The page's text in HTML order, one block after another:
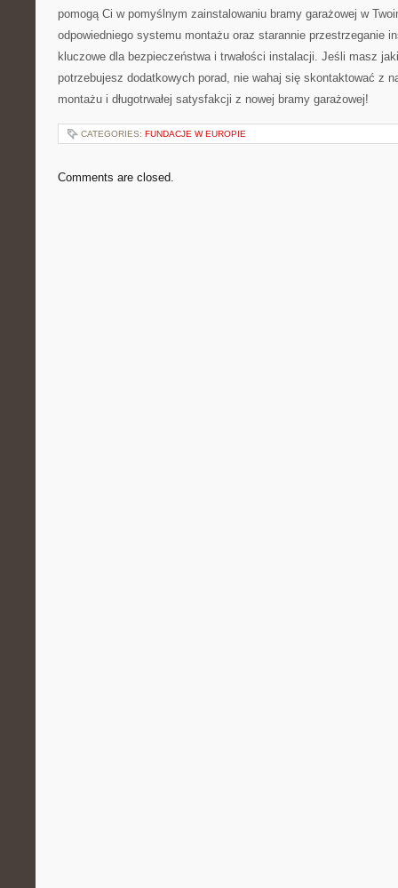
pomogą Ci‌ w ⁣pomyślnym zainstalowaniu bramy garażowej w​
odpowiedniego systemu montażu oraz starannie przestrzeganie
kluczowe dla bezpieczeństwa ⁣i trwałości instalacji. Jeśli‌ masz
potrzebujesz dodatkowych porad, nie wahaj się skontaktować z
montażu‌ i długotrwałej satysfakcji z ‌nowej​ bramy garażowej!
CATEGORIES: FUNDACJE W EUROPIE
Comments are closed.